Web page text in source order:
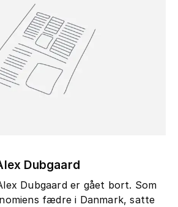
Dubgaard
Dubgaard er gået bort. Som
fædre i Danmark, satte